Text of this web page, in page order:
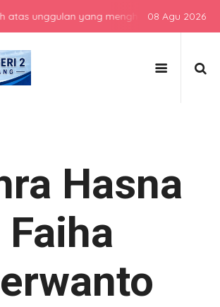
unggulan yang menghasilkan lulusan
08 Agu 2026
Hasna
Faiha